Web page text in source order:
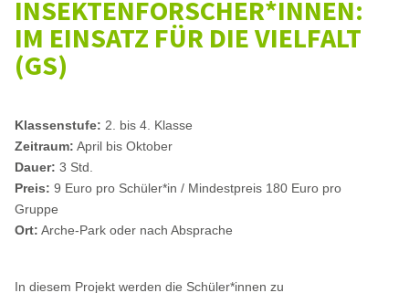
INSEKTENFORSCHER*INNEN:
IM EINSATZ FÜR DIE VIELFALT
(GS)
Klassenstufe: 2. bis 4. Klasse
Zeitraum: April bis Oktober
Dauer: 3 Std.
Preis: 9 Euro pro Schüler*in / Mindestpreis 180 Euro pro
Gruppe
Ort: Arche-Park oder nach Absprache
In diesem Projekt werden die Schüler*innen zu